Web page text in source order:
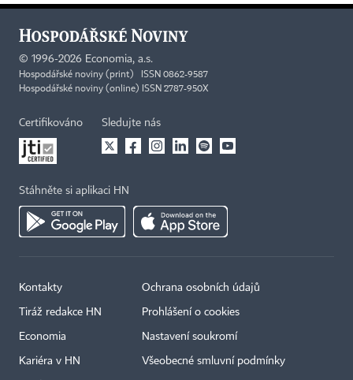
© 1996-2026 Economia, a.s.
Hospodářské noviny (print) ISSN 0862-9587
Hospodářské noviny (online) ISSN 2787-950X
Certifikováno Sledujte nás
Stáhněte si aplikaci HN
Kontakty
Tiráž redakce HN
Economia
Kariéra v HN
Ochrana osobních údajů
Prohlášení o cookies
Nastavení soukromí
Všeobecné smluvní podmínky